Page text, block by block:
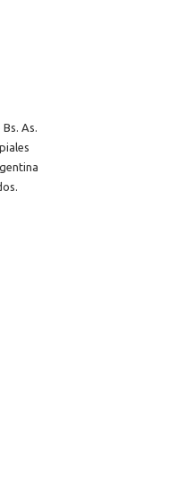
As.